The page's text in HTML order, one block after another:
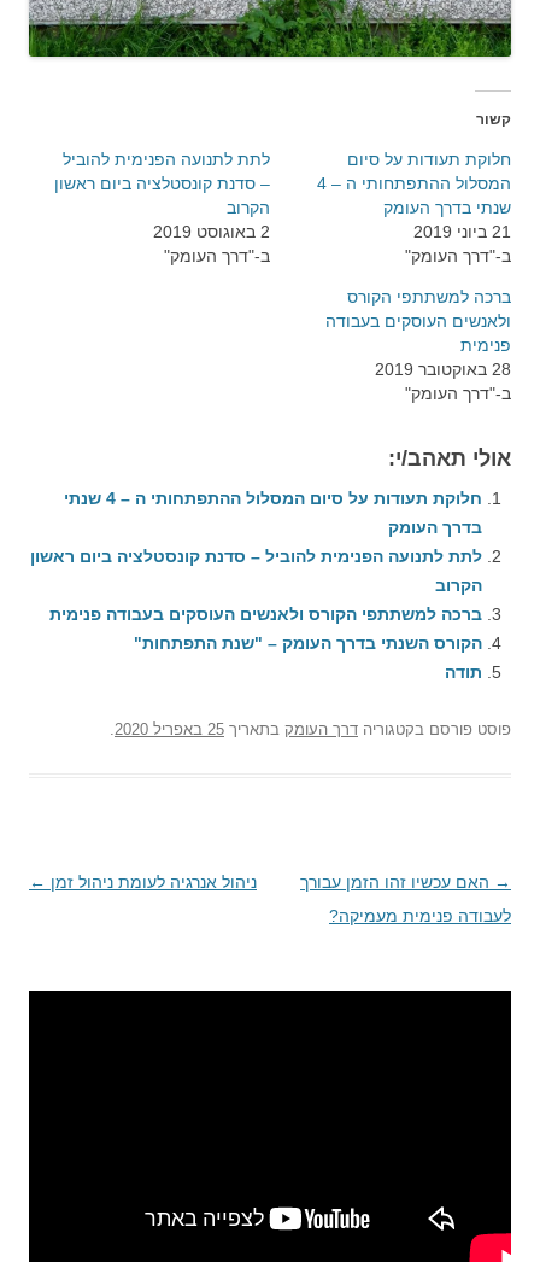
קשור
חלוקת תעודות על סיום
המסלול ההתפתחותי ה – 4
שנתי בדרך העומק
21 ביוני 2019
ב-"דרך העומק"
לתת לתנועה הפנימית להוביל
– סדנת קונסטלציה ביום ראשון
הקרוב
2 באוגוסט 2019
ב-"דרך העומק"
ברכה למשתתפי הקורס
ולאנשים העוסקים בעבודה
פנימית
28 באוקטובר 2019
ב-"דרך העומק"
אולי תאהב/י:
חלוקת תעודות על סיום המסלול ההתפתחותי ה – 4 שנתי
בדרך העומק
לתת לתנועה הפנימית להוביל – סדנת קונסטלציה ביום ראשון
הקרוב
ברכה למשתתפי הקורס ולאנשים העוסקים בעבודה פנימית
הקורס השנתי בדרך העומק – "שנת התפתחות"
תודה
פוסט פורסם בקטגוריה דרך העומק בתאריך 25 באפריל 2020 .
ניווט
בפוסטים
→ האם עכשיו זהו הזמן עבורך
לעבודה פנימית מעמיקה?
ניהול אנרגיה לעומת ניהול זמן ←